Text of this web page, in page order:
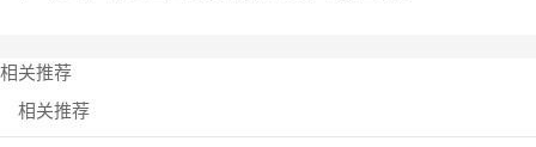
相关推荐
相关推荐